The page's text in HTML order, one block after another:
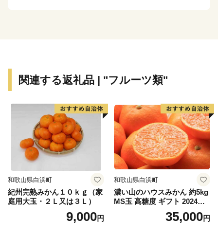
関連する返礼品 | "フルーツ類"
和歌山県白浜町
紀州完熟みかん１０ｋｇ（家
庭用大玉・２Ｌ又は３Ｌ）
9,000円
和歌山県白浜町
濃い山のハウスみかん 約5kg
MS玉 高糖度 ギフト 2024年7
35,000円